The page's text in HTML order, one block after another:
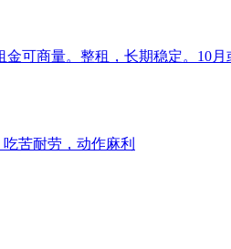
可商量。整租，长期稳定。10月
苦耐劳，动作麻利